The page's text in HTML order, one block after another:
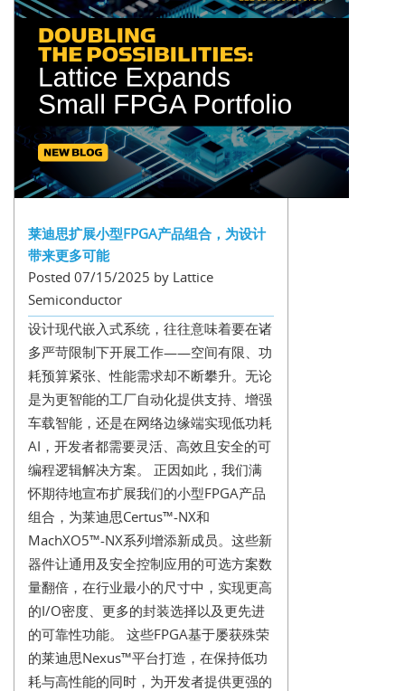
莱迪思扩展小型FPGA产品组合，为设计
带来更多可能
Posted 07/15/2025 by Lattice
Semiconductor
设计现代嵌入式系统，往往意味着要在诸
多严苛限制下开展工作——空间有限、功
耗预算紧张、性能需求却不断攀升。无论
是为更智能的工厂自动化提供支持、增强
车载智能，还是在网络边缘端实现低功耗
AI，开发者都需要灵活、高效且安全的可
编程逻辑解决方案。 正因如此，我们满
怀期待地宣布扩展我们的小型FPGA产品
组合，为莱迪思Certus™-NX和
MachXO5™-NX系列增添新成员。这些新
器件让通用及安全控制应用的可选方案数
量翻倍，在行业最小的尺寸中，实现更高
的I/O密度、更多的封装选择以及更先进
的可靠性功能。 这些FPGA基于屡获殊荣
的莱迪思Nexus™平台打造，在保持低功
耗与高性能的同时，为开发者提供更强的